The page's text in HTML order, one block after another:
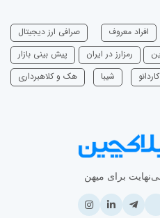
افراد معروف
صرافی ارز دیجیتال
رمزارز در ایران
پیش بینی بازار
‌کاردانو شیبا هک و کلاهبرداری
برای میهن